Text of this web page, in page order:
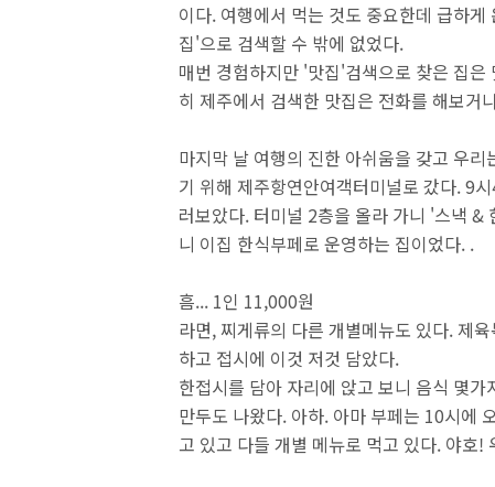
이다. 여행에서 먹는 것도 중요한데 급하
집'으로 검색할 수 밖에 없었다.
매번 경험하지만 '맛집'검색으로 찾은 집
히 제주에서 검색한 맛집은 전화를 해보거
마지막 날 여행의 진한 아쉬움을 갖고 우
기 위해 제주항연안여객터미널로 갔다. 9
러보았다. 터미널 2층을 올라 가니 '스낵 &
니 이집 한식부페로 운영하는 집이었다. .
흠... 1인 11,000원
라면, 찌게류의 다른 개별메뉴도 있다. 제
하고 접시에 이것 저것 담았다.
한접시를 담아 자리에 앉고 보니 음식 몇
만두도 나왔다. 아하. 아마 부페는 10시에
고 있고 다들 개별 메뉴로 먹고 있다. 야호